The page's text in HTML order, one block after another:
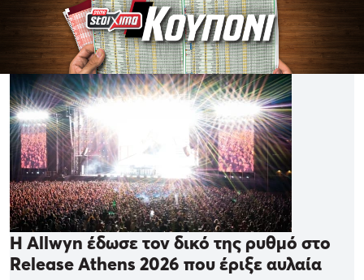
Η Allwyn έδωσε τον δικό της ρυθμό στο
Release Athens 2026 που έριξε αυλαία